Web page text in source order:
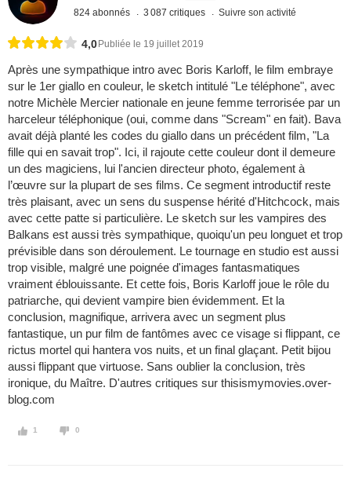
824 abonnés 3 087 critiques Suivre son activité
4,0 Publiée le 19 juillet 2019
Après une sympathique intro avec Boris Karloff, le film embraye
sur le 1er giallo en couleur, le sketch intitulé "Le téléphone", avec
notre Michèle Mercier nationale en jeune femme terrorisée par un
harceleur téléphonique (oui, comme dans "Scream" en fait). Bava
avait déjà planté les codes du giallo dans un précédent film, "La
fille qui en savait trop". Ici, il rajoute cette couleur dont il demeure
un des magiciens, lui l'ancien directeur photo, également à
l’œuvre sur la plupart de ses films. Ce segment introductif reste
très plaisant, avec un sens du suspense hérité d'Hitchcock, mais
avec cette patte si particulière. Le sketch sur les vampires des
Balkans est aussi très sympathique, quoiqu'un peu longuet et trop
prévisible dans son déroulement. Le tournage en studio est aussi
trop visible, malgré une poignée d'images fantasmatiques
vraiment éblouissante. Et cette fois, Boris Karloff joue le rôle du
patriarche, qui devient vampire bien évidemment. Et la
conclusion, magnifique, arrivera avec un segment plus
fantastique, un pur film de fantômes avec ce visage si flippant, ce
rictus mortel qui hantera vos nuits, et un final glaçant. Petit bijou
aussi flippant que virtuose. Sans oublier la conclusion, très
ironique, du Maître. D'autres critiques sur thisismymovies.over-
blog.com
1 0